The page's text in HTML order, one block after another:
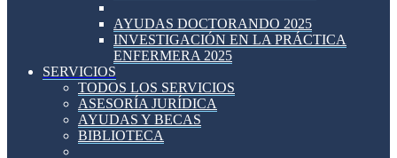
AYUDAS DOCTORANDO 2025
INVESTIGACIÓN EN LA PRÁCTICA
ENFERMERA 2025
SERVICIOS
TODOS LOS SERVICIOS
ASESORÍA JURÍDICA
AYUDAS Y BECAS
BIBLIOTECA